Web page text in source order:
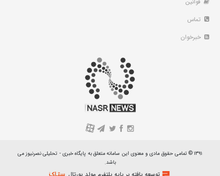
تماس
خبرخوان
A
۱۳۹۱ © تمامی حقوق مادی و معنوی این سامانه متعلق به پایگاه خبری - تحلیلی نصرنیوز می
باشد.
توسعه یافته بر پایه پلتفرم مولد پورتال